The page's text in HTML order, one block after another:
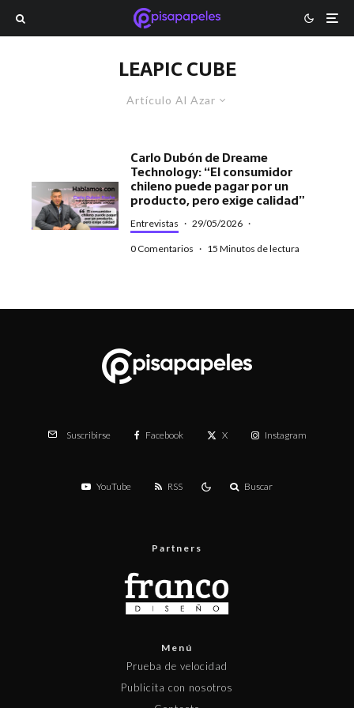
LEAPIC CUBE
Artículo Al Azar
Carlo Dubón de Dreame
Technology: “El consumidor
chileno puede pagar por un
producto, pero exige calidad”
Entrevistas · 29/05/2026 ·
0 Comentarios · 15 Minutos de lectura
Suscribirse Facebook X Instagram
YouTube RSS Buscar
Partners
Menú
Prueba de velocidad
Publicita con nosotros